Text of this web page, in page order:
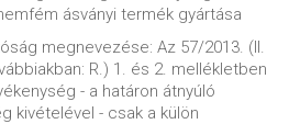
ásványi termék gyártása
megnevezése: Az 57/2013. (II.
R.) 1. és 2. mellékletben
- a határon átnyúló
kivételével - csak a külön